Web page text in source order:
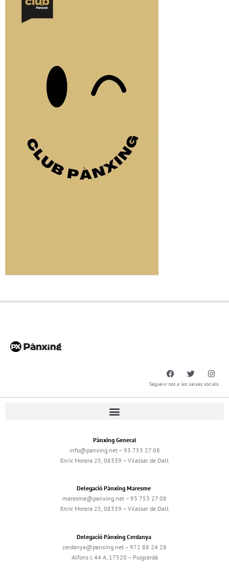
Segueix-nos a les xarxes socials
Pànxing General
info@panxing.net – 93 753 27 08
Enric Morera 25, 08339 – Vilassar de Dalt
Delegació Pànxing Maresme
maresme@panxing.net – 93 753 27 08
Enric Morera 25, 08339 – Vilassar de Dalt
Delegació Pànxing Cerdanya
cerdanya@panxing.net – 972 88 24 28
Alfons I, 44 A, 17520 – Puigcerdà